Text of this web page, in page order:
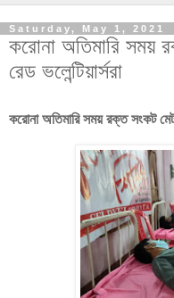
Saturday, May 1, 2021
করোনা অতিমারি সময়
রেড ভলেন্টিয়ার্সরা
করোনা অতিমারি সময় রক্ত সংকট